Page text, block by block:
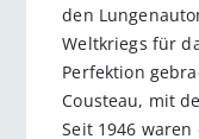
den
Weltkriegs für
Perfektion
Cousteau, mit
Seit 1946 waren